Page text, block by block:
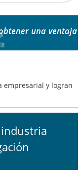
una ventaja
empresarial y logran